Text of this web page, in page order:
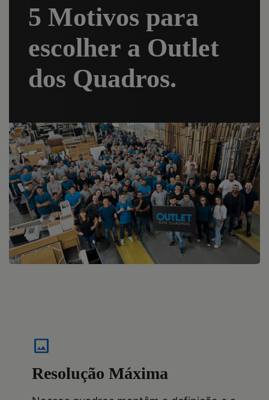
5 Motivos para
escolher a Outlet
dos Quadros.
image
Resolução Máxima